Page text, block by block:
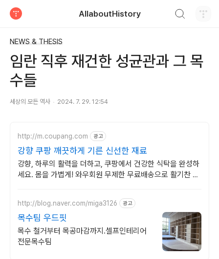
AllaboutHistory
NEWS & THESIS
임란 직후 재건한 성균관과 그 목
수들
세상의 모든 역사 2024. 7. 29. 12:54
http://m.coupang.com 광고
강향 쿠팡 깨끗하게 기른 신선한 재료
강향, 하루의 활력을 더하고, 쿠팡에서 건강한 식탁을 완성하
세요. 몸을 가볍게! 와우회원 무제한 무료배송으로 활기찬 하
http://blog.naver.com/miga3126 광고
목수팀 우드핏
목수 철거부터 목공마감까지.셀프인테리어
전문목수팀